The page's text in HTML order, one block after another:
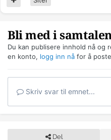
Bli med i
Du kan publisere innhold nå og
en konto, logg inn nå for å
Skriv svar til emnet...
Del